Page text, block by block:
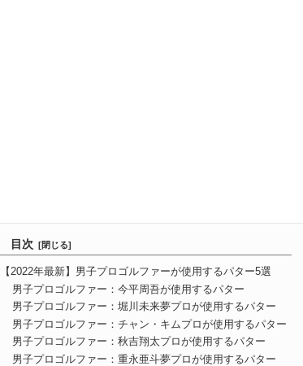
目次
【2022年最新】男子プロゴルファーが使用するパター5選
男子プロゴルファー：今平周吾が使用するパター
男子プロゴルファー：堀川未来夢プロが使用するパター
男子プロゴルファー：チャン・キムプロが使用するパター
男子プロゴルファー：秋吉翔太プロが使用するパター
男子プロゴルファー：重永亜斗夢プロが使用するパター